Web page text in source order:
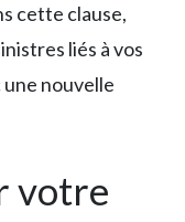
cette clause,
liés à vos
une nouvelle
votre